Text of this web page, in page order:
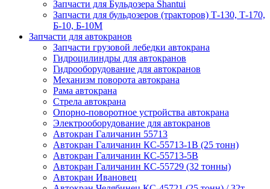
Запчасти для Бульдозера Shantui
Запчасти для бульдозеров (тракторов) Т-130, Т-170,
Б-10, Б-10М
Запчасти для автокранов
Запчасти грузовой лебедки автокрана
Гидроцилиндры для автокранов
Гидрооборудование для автокранов
Механизм поворота автокрана
Рама автокрана
Стрела автокрана
Опорно-поворотное устройства автокрана
Электрооборудование для автокранов
Автокран Галичанин 55713
Автокран Галичанин КС-55713-1В (25 тонн)
Автокран Галичанин КС-55713-5В
Автокран Галичанин КС-55729 (32 тонны)
Автокран Ивановец